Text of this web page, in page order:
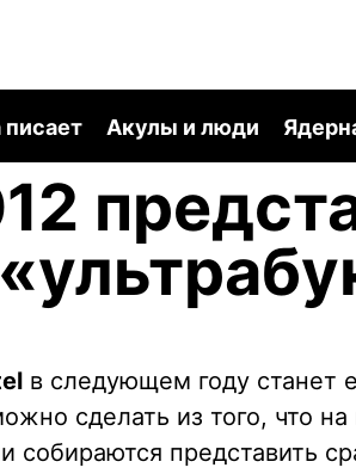
Акулы и люди
в следующем году станет
сделать из того, что на
собираются представить